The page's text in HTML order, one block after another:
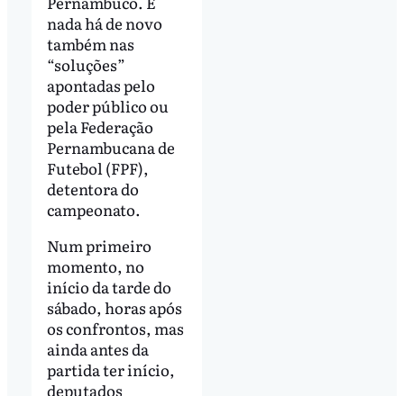
nada há de novo
também nas
“soluções”
apontadas pelo
poder público ou
pela Federação
Pernambucana de
Futebol (FPF),
detentora do
campeonato.
Num primeiro
momento, no
início da tarde do
sábado, horas após
os confrontos, mas
ainda antes da
partida ter início,
deputados